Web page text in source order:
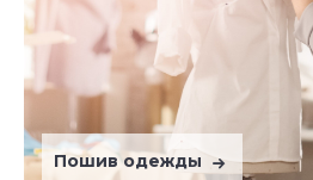
Пошив одежды